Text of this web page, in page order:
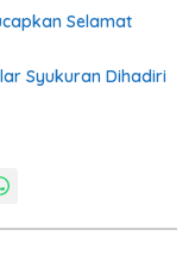
Selamat
Syukuran Dihadiri